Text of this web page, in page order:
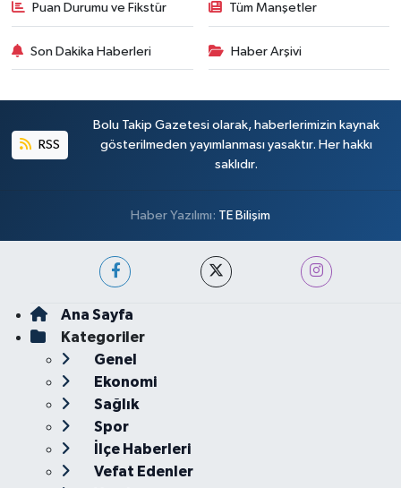
Puan Durumu ve Fikstür Tüm Manşetler
Son Dakika Haberleri Haber Arşivi
RSS
Bolu Takip Gazetesi olarak, haberlerimizin kaynak
gösterilmeden yayımlanması yasaktır. Her hakkı
saklıdır.
Haber Yazılımı: TE Bilişim
Ana Sayfa
Kategoriler
Genel
Ekonomi
Sağlık
Spor
İlçe Haberleri
Vefat Edenler